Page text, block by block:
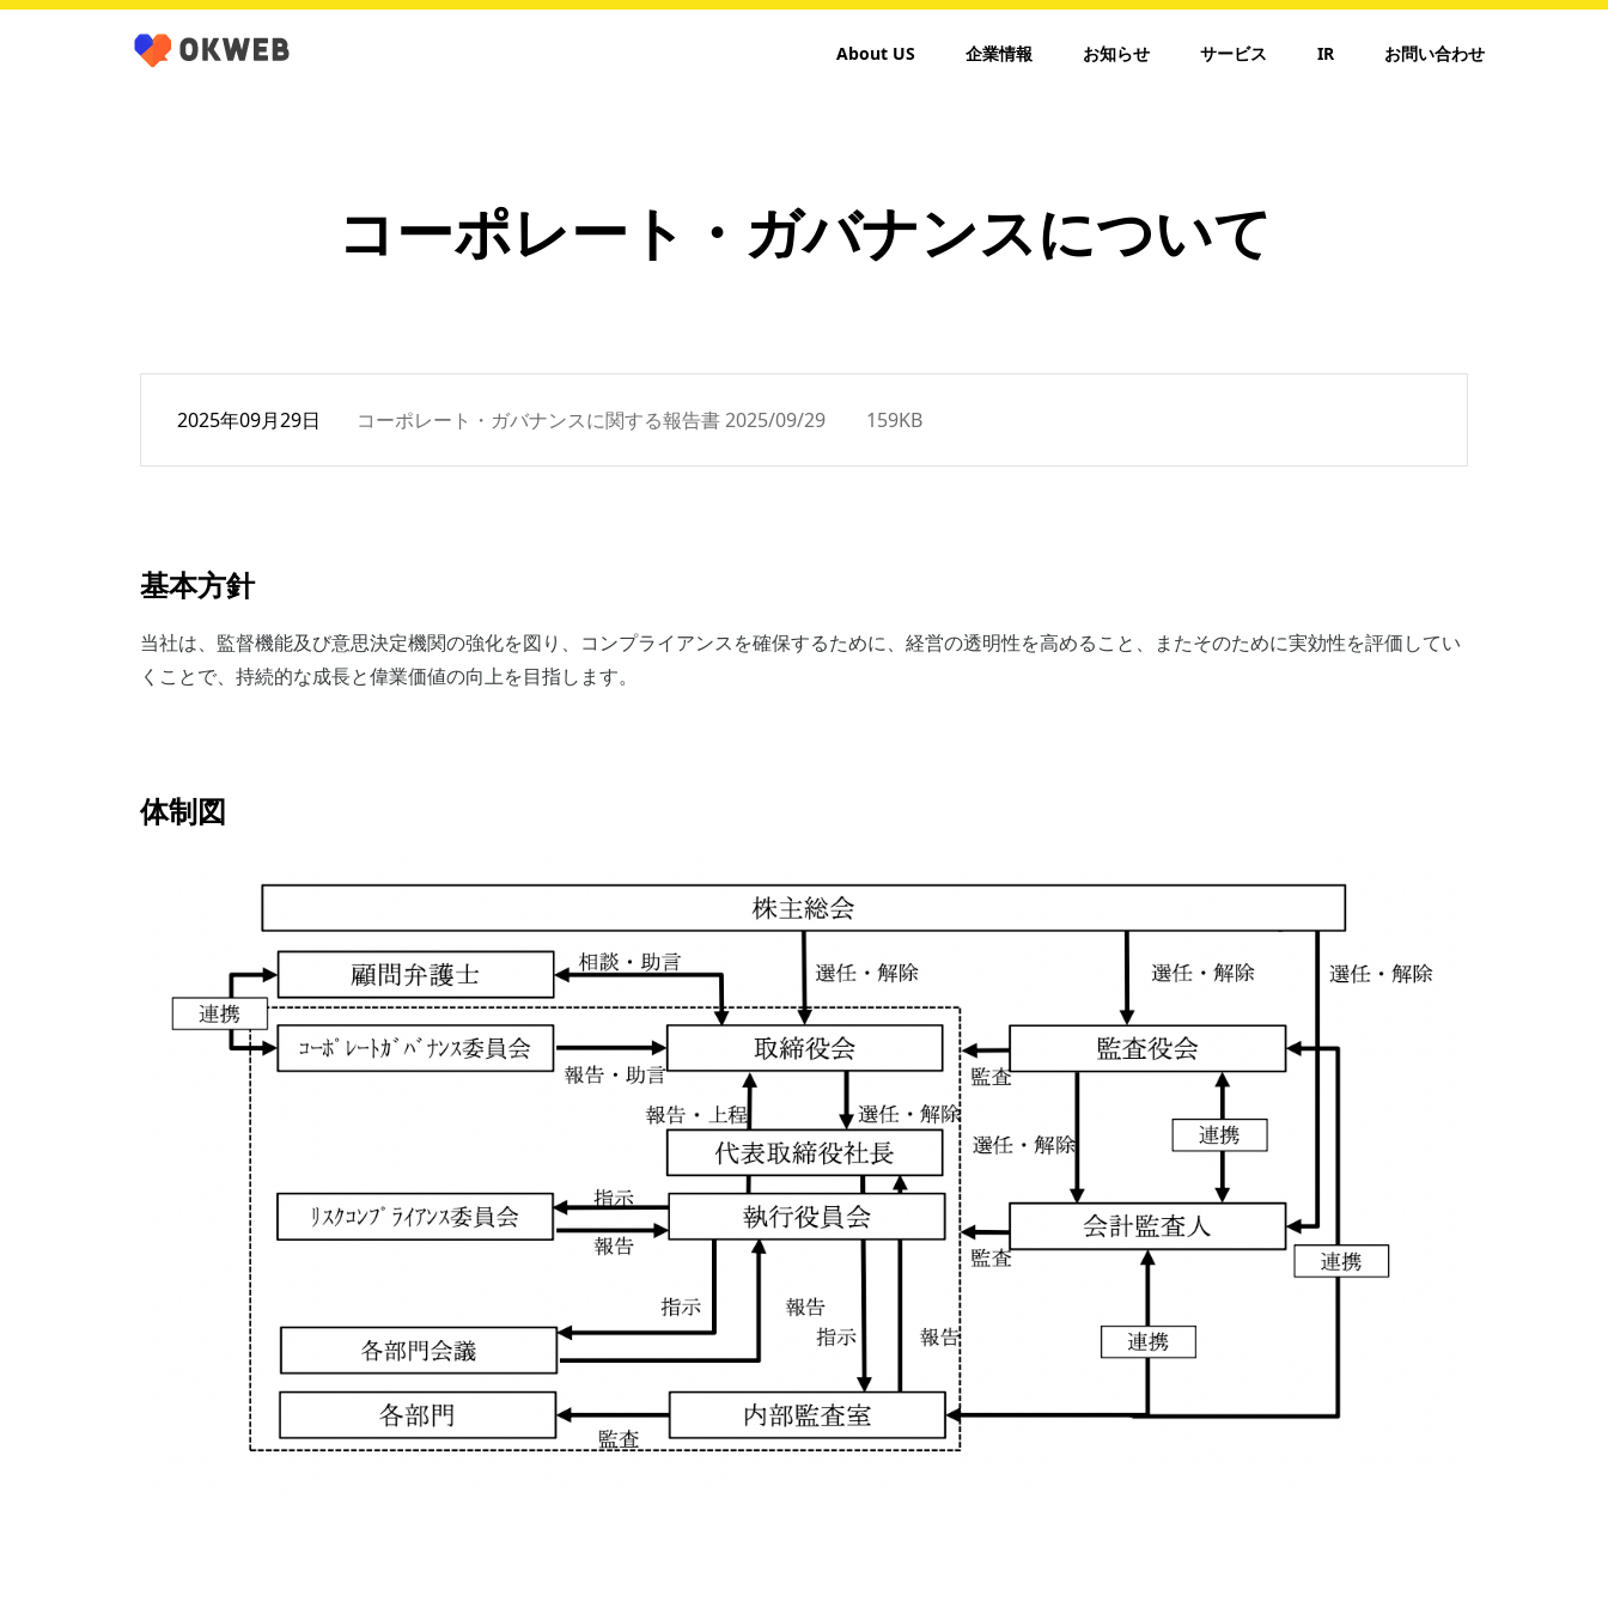
About US 企業情報 お知らせ サービス IR お問い合わせ
コーポレート・ ガバナンスについて
2025年09月29日 コーポレート・ガバナンスに関する報告書 2025/09/29 159KB
基本方針
当社は、監督機能及び意思決定機関の強化を図り、コンプライアンスを確保するために、経営の透明性を高めること、またそのために実効性を評価してい
くことで、持続的な成長と偉業価値の向上を目指します。
体制図